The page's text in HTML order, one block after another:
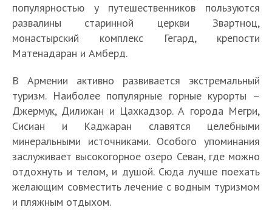
популярностью у путешественников пользуются
развалины старинной церкви Звартноц,
монастырский комплекс Гегард, крепости
Матенадаран и Амберд.
В Армении активно развивается экстремальный
туризм. Наиболее популярные горные курорты –
Джермук, Дилижан и Цахкадзор. А города Мегри,
Сисиан и Каджаран славятся целебными
минеральными источниками. Особого упоминания
заслуживает высокогорное озеро Севан, где можно
отдохнуть и телом, и душой. Сюда лучше поехать
желающим совместить лечение с водным туризмом
и пляжным отдыхом.